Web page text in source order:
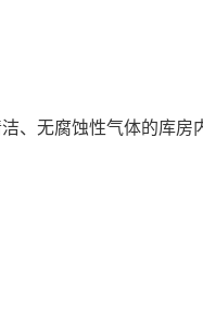
、无腐蚀性气体的库房